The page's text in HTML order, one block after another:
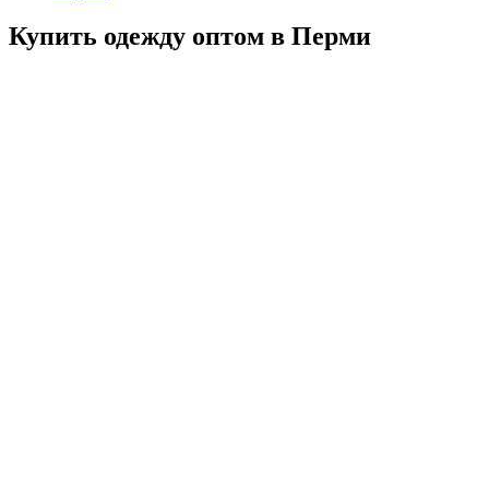
Купить одежду оптом в Перми